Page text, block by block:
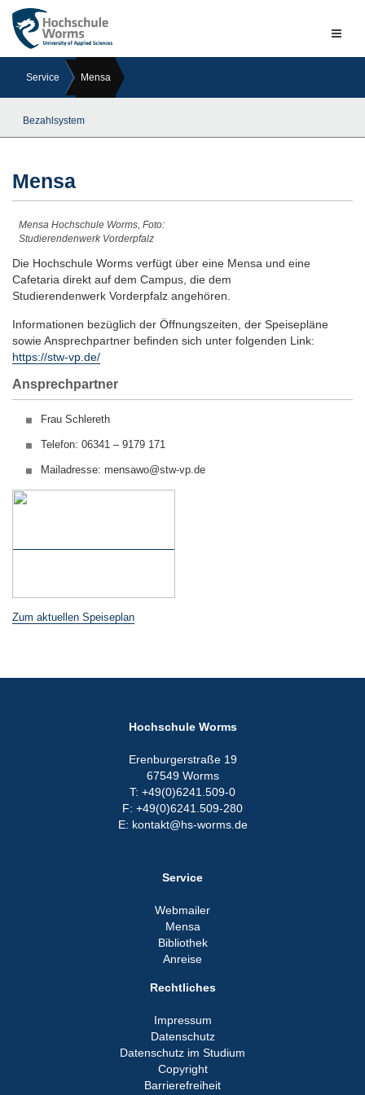
Service Mensa
Bezahlsystem
Mensa
Mensa Hochschule Worms, Foto:
Studierendenwerk Vorderpfalz
Die Hochschule Worms verfügt über eine Mensa und eine
Cafetaria direkt auf dem Campus, die dem
Studierendenwerk Vorderpfalz angehören.
Informationen bezüglich der Öffnungszeiten, der Speisepläne
sowie Ansprechpartner befinden sich unter folgenden Link:
https://stw-vp.de/
Ansprechpartner
Frau Schlereth
Telefon: 06341 – 9179 171
Mailadresse: mensawo@stw-vp.de
Zum aktuellen Speiseplan
Hochschule Worms
Erenburgerstraße 19
67549 Worms
T: +49(0)6241.509-0
F: +49(0)6241.509-280
E: kontakt@hs-worms.de
Service
Webmailer
Mensa
Bibliothek
Anreise
Rechtliches
Impressum
Datenschutz
Datenschutz im Studium
Copyright
Barrierefreiheit